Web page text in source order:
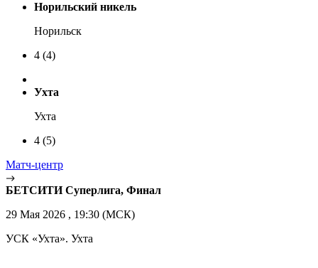
Норильский никель
Норильск
4 (4)
Ухта
Ухта
4 (5)
Матч-центр
БЕТСИТИ Суперлига, Финал
29 Мая 2026 , 19:30 (МСК)
УСК «Ухта». Ухта